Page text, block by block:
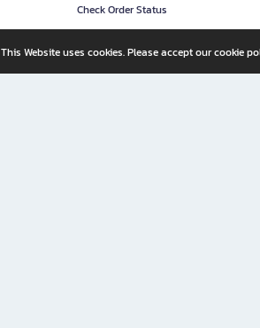
Check Order Status
This Website uses cookies. Please accept our cookie